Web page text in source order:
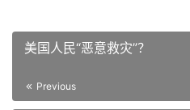
美国人民“恶意救灾”？
Previous